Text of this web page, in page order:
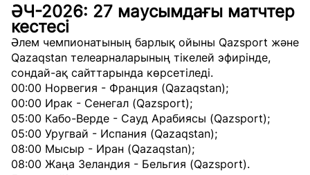
ӘЧ-2026: 27 маусымдағы матчтер
кестесі
Әлем чемпионатының барлық ойыны Qazsport және
Qazaqstan телеарналарының тікелей эфирінде,
сондай-ақ сайттарында көрсетіледі.
00:00 Норвегия - Франция (Qazaqstan);
00:00 Ирак - Сенегал (Qazsport);
05:00 Кабо-Верде - Сауд Арабиясы (Qazsport);
05:00 Уругвай - Испания (Qazaqstan);
08:00 Мысыр - Иран (Qazaqstan);
08:00 Жаңа Зеландия - Бельгия (Qazsport).